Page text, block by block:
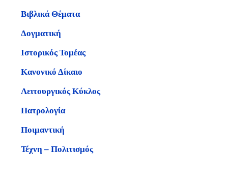
Βιβλικά Θέματα
Δογματική
Ιστορικός Τομέας
Κανονικό Δίκαιο
Λειτουργικός Κύκλος
Πατρολογία
Ποιμαντική
Τέχνη – Πολιτισμός